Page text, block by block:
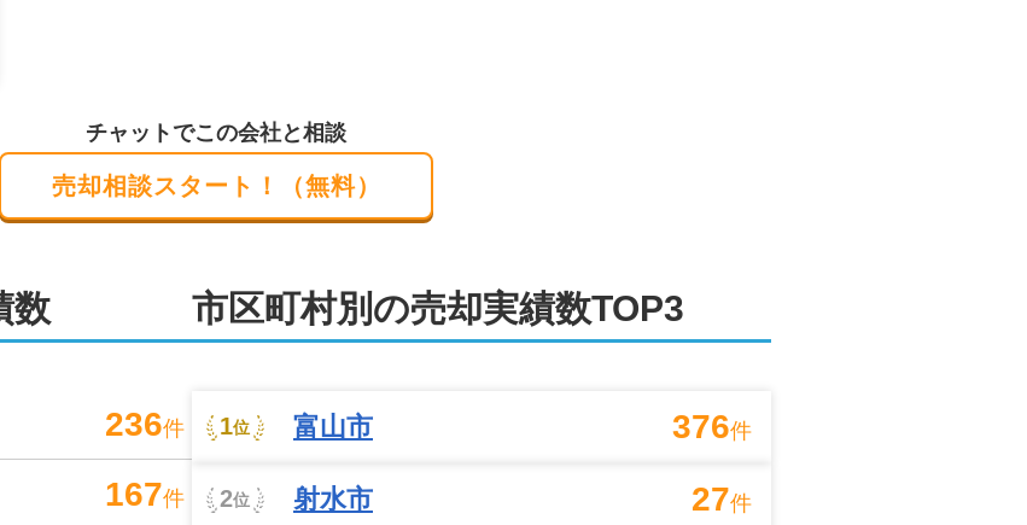
チャットでこの会社と相談
売却相談スタート！（無料）
数
236件
167件
市区町村別の売却実績数TOP3
1位 富山市 376件
2位 射水市 27件